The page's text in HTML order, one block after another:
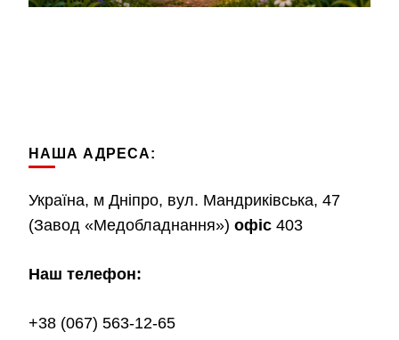
НАША АДРЕСА:
Україна, м Дніпро, вул. Мандриківська, 47
(Завод «Медобладнання») офіс 403
Наш телефон:
+38 (067) 563-12-65